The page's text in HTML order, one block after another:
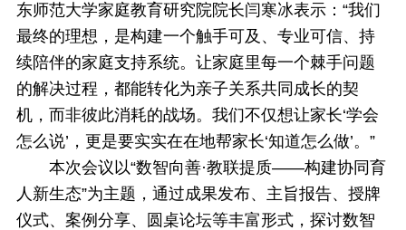
东师范大学家庭教育研究院院长闫寒冰表示：“我们
最终的理想，是构建一个触手可及、专业可信、持
续陪伴的家庭支持系统。让家庭里每一个棘手问题
的解决过程，都能转化为亲子关系共同成长的契
机，而非彼此消耗的战场。我们不仅想让家长‘学会
怎么说’，更是要实实在在地帮家长‘知道怎么做’。”
本次会议以“数智向善·教联提质——构建协同育
人新生态”为主题，通过成果发布、主旨报告、授牌
仪式、案例分享、圆桌论坛等丰富形式，探讨数智